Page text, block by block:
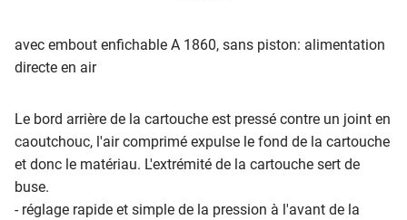
avec embout enfichable A 1860, sans piston: alimentation
directe en air
Le bord arrière de la cartouche est pressé contre un joint en
caoutchouc, l'air comprimé expulse le fond de la cartouche
et donc le matériau. L'extrémité de la cartouche sert de
buse.
- réglage rapide et simple de la pression à l'avant de la